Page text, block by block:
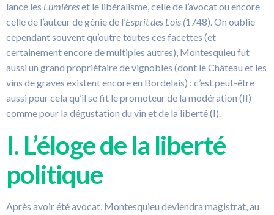
lancé les Lumièreset le libéralisme, celle de l’avocat ou encore
celle de l’auteur de génie de l’Esprit des Lois (1748). On oublie
cependant souvent qu’outre toutes ces facettes (et
certainement encore de multiples autres), Montesquieu fut
aussi un grand propriétaire de vignobles (dont le Château et les
vins de graves existent encore en Bordelais) : c’est peut-être
aussi pour cela qu’il se fit le promoteur de la modération (II)
comme pour la dégustation du vin et de la liberté (I).
I. L’éloge de la liberté
politique
Après avoir été avocat, Montesquieu deviendra magistrat, au